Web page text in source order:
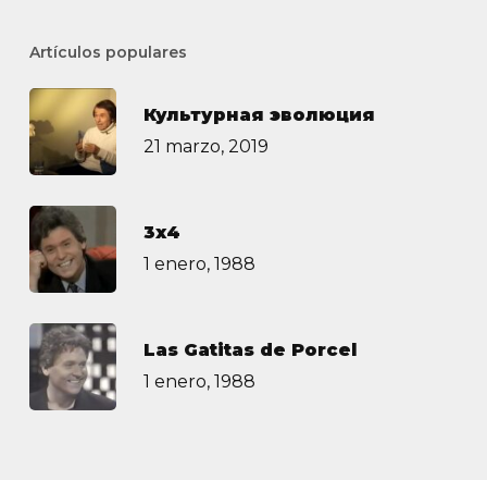
Artículos populares
Культурная эволюция
21 marzo, 2019
3х4
1 enero, 1988
Las Gatitas de Porcel
1 enero, 1988